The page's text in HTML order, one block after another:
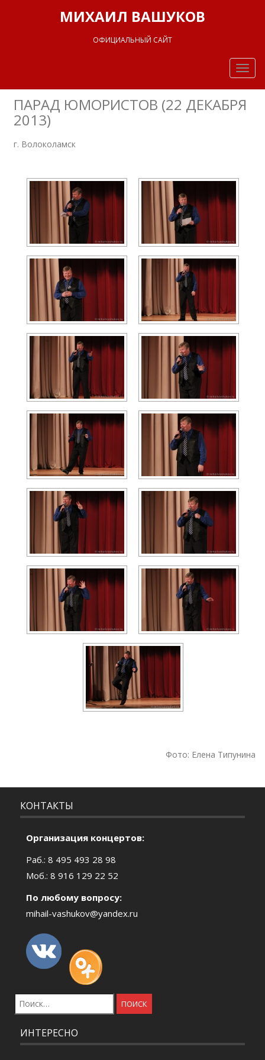
МИХАИЛ ВАШУКОВ
ОФИЦИАЛЬНЫЙ САЙТ
ПАРАД ЮМОРИСТОВ (22 ДЕКАБРЯ
2013)
г. Волоколамск
Фото: Елена Типунина
КОНТАКТЫ
Организация концертов:
Раб.: 8 495 493 28 98
Моб.: 8 916 129 22 52
По любому вопросу:
mihail-vashukov@yandex.ru
Найти:
ИНТЕРЕСНО